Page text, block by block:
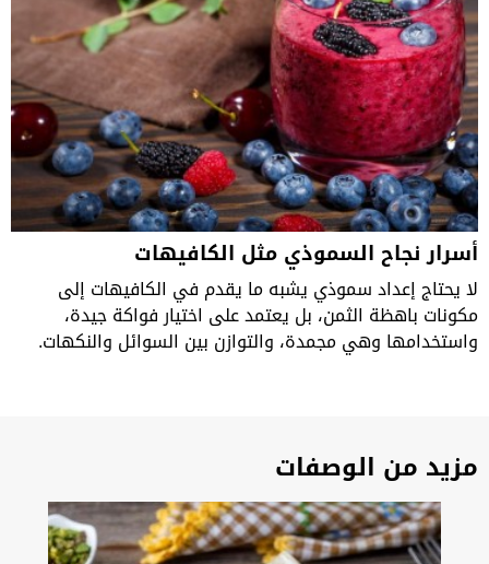
أسرار نجاح السموذي مثل الكافيهات
لا يحتاج إعداد سموذي يشبه ما يقدم في الكافيهات إلى
مكونات باهظة الثمن، بل يعتمد على اختيار فواكة جيدة،
واستخدامها وهي مجمدة، والتوازن بين السوائل والنكهات.
مزيد من الوصفات